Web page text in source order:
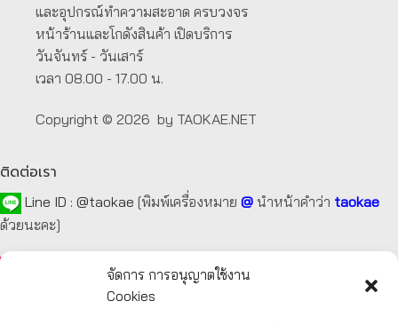
จัดการ การอนุญาตใช้งาน
Cookies
และอุปกรณ์ทำความสะอาด ครบวงจร
หน้าร้านและโกดังสินค้า เปิดบริการ
วันจันทร์ - วันเสาร์
เวลา 08.00 - 17.00 น.
Copyright © 2026 by TAOKAE.NET
ติดต่อเรา
Line ID : @taokae [พิมพ์เครื่องหมาย @ นำหน้าคำว่า taokae
ด้วยนะคะ]
092-872-7229 099-131-3129
taokae.net@gmail.com